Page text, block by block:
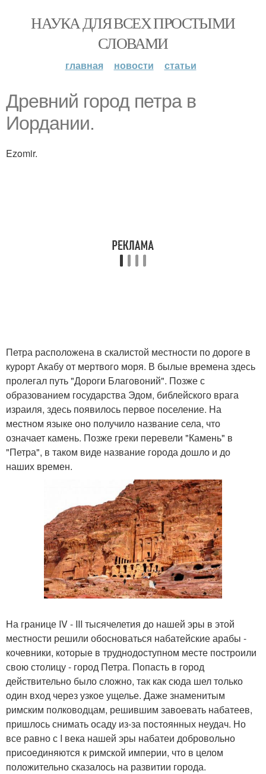
НАУКА ДЛЯ ВСЕХ ПРОСТЫМИ
СЛОВАМИ
главная новости статьи
Древний город петра в
Иордании.
Ezomir.
Петра расположена в скалистой местности по дороге в
курорт Акабу от мертвого моря. В былые времена здесь
пролегал путь "Дороги Благовоний". Позже с
образованием государства Эдом, библейского врага
израиля, здесь появилось первое поселение. На
местном языке оно получило название села, что
означает камень. Позже греки перевели "Камень" в
"Петра", в таком виде название города дошло и до
наших времен.
На границе IV - III тысячелетия до нашей эры в этой
местности решили обосноваться набатейские арабы -
кочевники, которые в труднодоступном месте построили
свою столицу - город Петра. Попасть в город
действительно было сложно, так как сюда шел только
один вход через узкое ущелье. Даже знаменитым
римским полководцам, решившим завоевать набатеев,
пришлось снимать осаду из-за постоянных неудач. Но
все равно с I века нашей эры набатеи добровольно
присоединяются к римской империи, что в целом
положительно сказалось на развитии города.